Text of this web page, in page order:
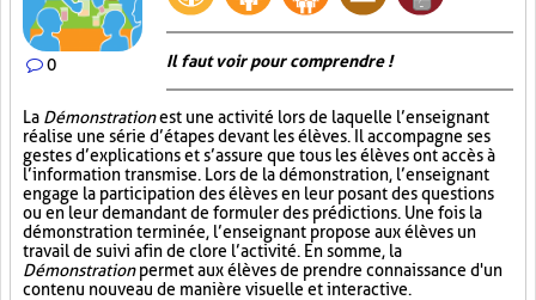
0 Il faut voir pour comprendre !
La Démonstrationest une activité lors de laquelle l’enseignant
réalise une série d’étapes devant les élèves. Il accompagne ses
gestes d’explications et s’assure que tous les élèves ont accès à
l’information transmise. Lors de la démonstration, l’enseignant
engage la participation des élèves en leur posant des questions
ou en leur demandant de formuler des prédictions. Une fois la
démonstration terminée, l’enseignant propose aux élèves un
travail de suivi afin de clore l’activité. En somme, la
Démonstrationpermet aux élèves de prendre connaissance d'un
contenu nouveau de manière visuelle et interactive.